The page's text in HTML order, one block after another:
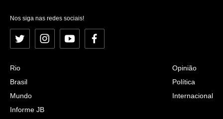
Nos siga nas redes sociais!
Twitter InstagramYouTubeFacebook
Rio
Brasil
Mundo
Informe JB
Opinião
Política
Internacional